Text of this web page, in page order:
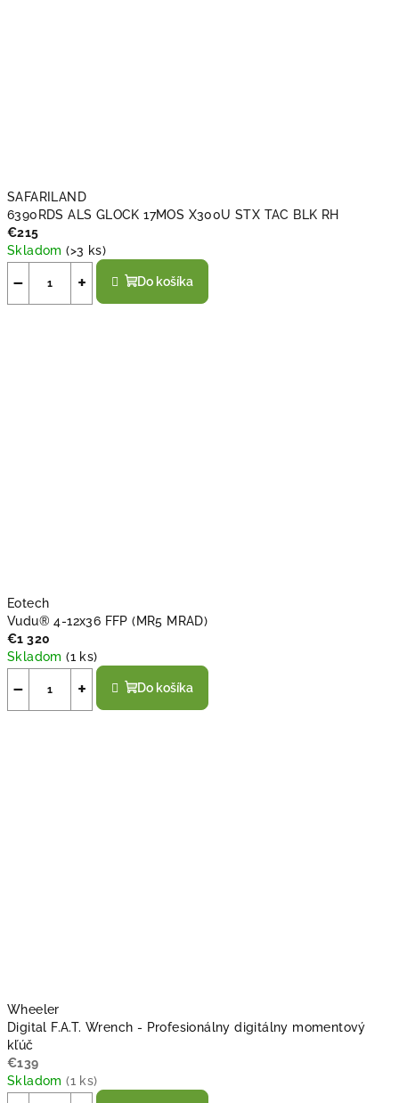
6390RDS ALS GLOCK 17MOS X300U STX TAC BLK RH
SAFARILAND
€215
Skladom(>3 ks)
+
− Do košíka
Vudu® 4-12x36 FFP (MR5 MRAD)
Eotech
€1 320
Skladom(1 ks)
+
− Do košíka
Digital F.A.T. Wrench - Profesionálny digitálny momentový
kľúč
Wheeler
€139
Skladom(1 ks)